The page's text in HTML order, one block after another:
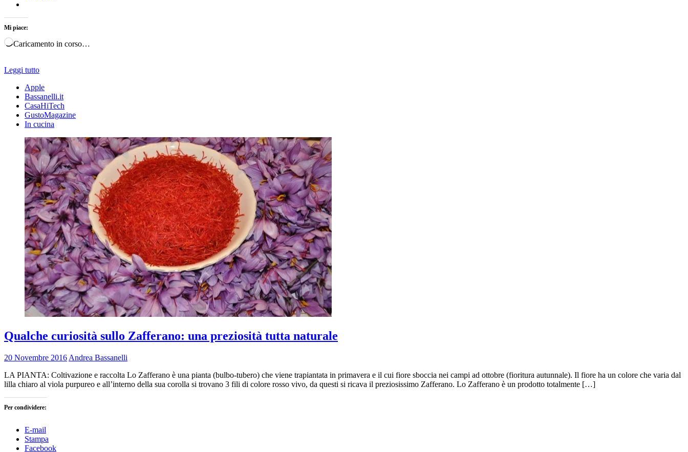
Mi piace:
Caricamento in corso…
Leggi tutto
Apple
Bassanelli.it
CasaHiTech
GustoMagazine
In cucina
Qualche curiosità sullo Zafferano: una preziosità tutta naturale
20 Novembre 2016 Andrea Bassanelli
LA PIANTA: Coltivazione e raccolta Lo Zafferano è una pianta (bulbo-tubero) che viene trapiantata in primavera e il cui fiore sboccia nei campi ad ottobre (fioritura autunnale). Il fiore ha un colore che varia dal
lilla chiaro al viola purpureo e all’interno della sua corolla si trovano 3 fili di colore rosso vivo, da questi si ricava il preziosissimo Zafferano. Lo Zafferano è un prodotto totalmente […]
Per condividere:
E-mail
Stampa
Facebook